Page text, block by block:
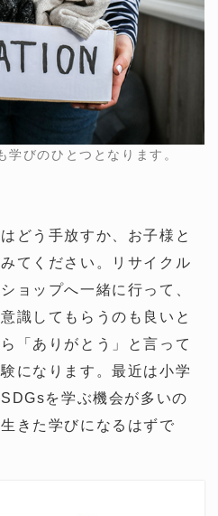
学びのひとつとなります。
どう手放すか、お子様と
てください。リサイクル
ョップへ一緒に行って、
識してもらうのも良いと
「ありがとう」と言って
になります。最近は小学
を学ぶ機会が多いの
きた学びになるはずで